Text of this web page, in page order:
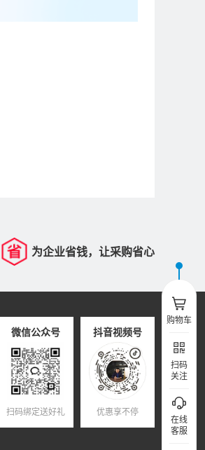
为企业省钱，让采购省心
微信公众号
扫码绑定送好礼
抖音视频号
优惠享不停
购物车
扫码
关注
在线
客服